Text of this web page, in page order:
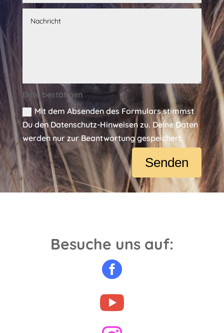
Bitte bestätigen
Mit dem Absenden des Formulars stimmst
Du den Datenschutz-Hinweisen zu. Deine Daten
werden nur zur Beantwortung gespeichert.
Senden
Alternative:
Besuche uns auf:

